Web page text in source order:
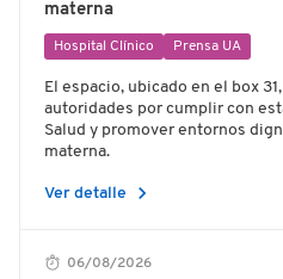
materna
Hospital Clínico Prensa UA
El espacio, ubicado en el box
autoridades por cumplir con
Salud y promover entornos
materna.
Ver detalle chevron_right
06/08/2026